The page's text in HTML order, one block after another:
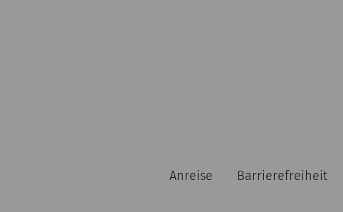
Anreise Barrierefreiheit